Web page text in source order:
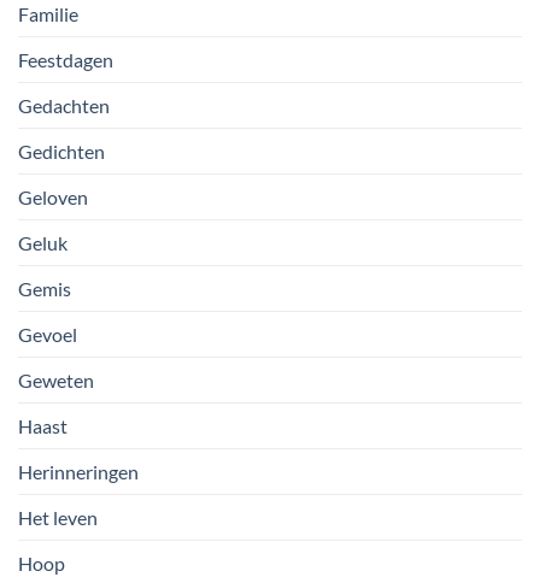
Familie
Feestdagen
Gedachten
Gedichten
Geloven
Geluk
Gemis
Gevoel
Geweten
Haast
Herinneringen
Het leven
Hoop